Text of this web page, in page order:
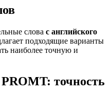
слова с английского
подходящие варианты
наиболее точную и
точность